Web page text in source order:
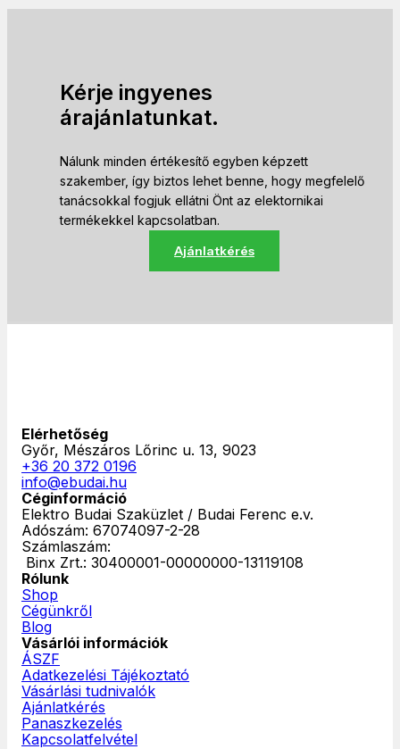
Kérje ingyenes
árajánlatunkat.
Nálunk minden értékesítő egyben képzett
szakember, így biztos lehet benne, hogy megfelelő
tanácsokkal fogjuk ellátni Önt az elektornikai
termékekkel kapcsolatban.
Ajánlatkérés
Elérhetőség
Győr, Mészáros Lőrinc u. 13, 9023
+36 20 372 0196
info@ebudai.hu
Céginformáció
Elektro Budai Szaküzlet / Budai Ferenc e.v.
Adószám: 67074097-2-28
Számlaszám:
‎ Binx Zrt.: 30400001-00000000-13119108
Rólunk
Shop
Cégünkről
Blog
Vásárlói információk
ÁSZF
Adatkezelési Tájékoztató
Vásárlási tudnivalók
Ajánlatkérés
Panaszkezelés
Kapcsolatfelvétel